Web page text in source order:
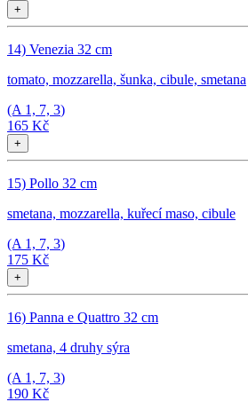
+
14) Venezia 32 cm
tomato, mozzarella, šunka, cibule, smetana
(A 1, 7, 3)
165 Kč
+
15) Pollo 32 cm
smetana, mozzarella, kuřecí maso, cibule
(A 1, 7, 3)
175 Kč
+
16) Panna e Quattro 32 cm
smetana, 4 druhy sýra
(A 1, 7, 3)
190 Kč